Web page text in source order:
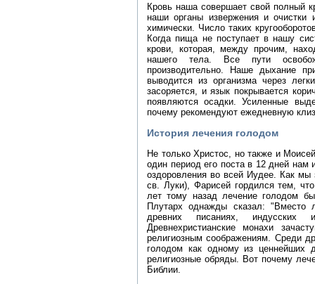
Кровь наша совершает свой полный
наши органы извержения и очистки
химически. Число таких
Когда пища не поступает в нашу
крови, которая, между прочим,
нашего тела. Все пути
производительно. Наше дыхание
выводится из организма через
засоряется, и язык покрывается
появляются осадки. Усиленные
почему рекомендуют ежедневную
История лечения голодом
Не только Христос, но также и
один период его поста в 12 дней нам
оздоровления во всей Иудее. Как
св. Луки), Фарисей гордился тем,
лет тому назад лечение голодом
Плутарх однажды сказал: "Вместо
древних писаниях,
Древнехристианские монахи
религиозным соображениям. Среди
голодом как одному из ценнейших
религиозные обряды. Вот почему
Библии.